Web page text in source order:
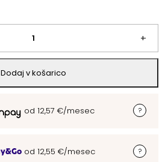
+
Dodaj v košarico
od 12,57 €/mesec
od 12,55 €/mesec